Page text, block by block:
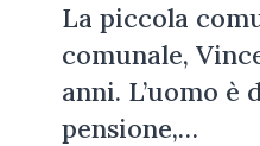
La piccola
comunale,
anni. L’uomo è
pensione,…